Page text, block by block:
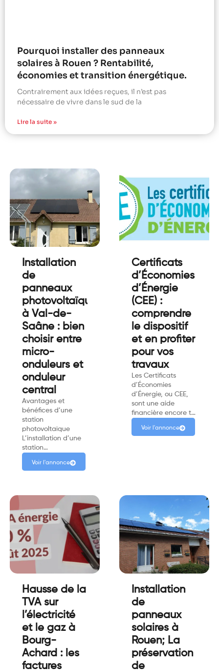
Pourquoi installer des panneaux
solaires à Rouen ? Rentabilité,
économies et transition énergétique.
Contrairement aux idées reçues, il n’est pas
nécessaire de vivre dans le sud de la
Lire la suite »
Installation
de
panneaux
photovoltaïques
à Val-de-
Saâne : bien
choisir entre
micro-
onduleurs et
onduleur
central
Avantages et
bénéfices d’une
station
photovoltaïque
L’installation d’une
station…
Voir l'annonce
Certificats
d’Économies
d’Énergie
(CEE) :
comprendre
le dispositif
et en profiter
pour vos
travaux
Les Certificats
d’Économies
d’Énergie, ou CEE,
sont une aide
financière encore t…
Voir l'annonce
Hausse de la
TVA sur
l’électricité
et le gaz à
Bourg-
Achard : les
factures
Installation
de
panneaux
solaires à
Rouen; La
préservation
de